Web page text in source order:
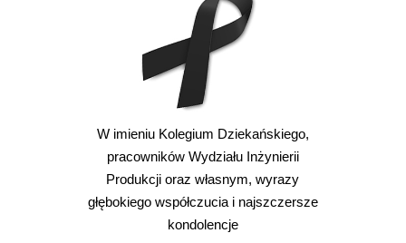
W imieniu Kolegium Dziekańskiego,
pracowników Wydziału Inżynierii
Produkcji oraz własnym, wyrazy
głębokiego współczucia i najszczersze
kondolencje